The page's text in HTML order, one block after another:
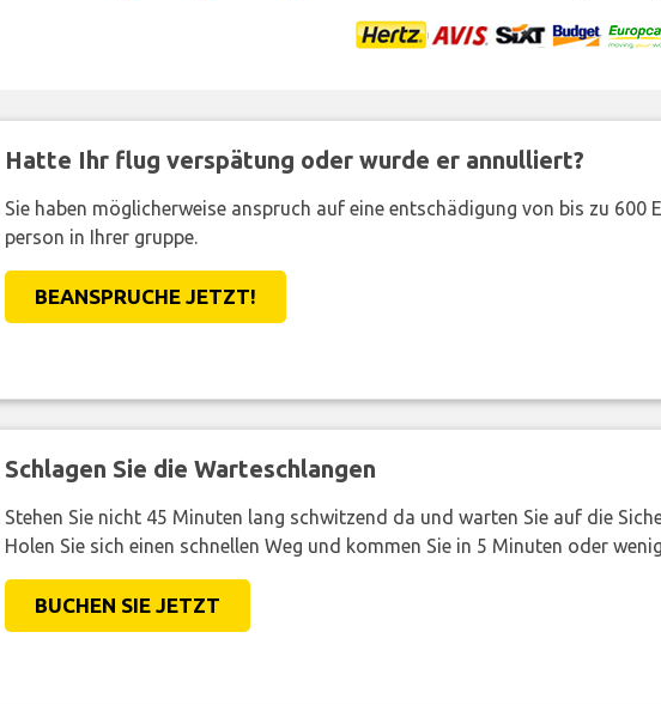
Hatte Ihr flug verspätung oder wurde er annulliert?
Sie haben möglicherweise anspruch auf eine entschädigung von bis zu 600
person in Ihrer gruppe.
BEANSPRUCHE JETZT!
Schlagen Sie die Warteschlangen
Stehen Sie nicht 45 Minuten lang schwitzend da und warten Sie auf die
Holen Sie sich einen schnellen Weg und kommen Sie in 5 Minuten oder
BUCHEN SIE JETZT